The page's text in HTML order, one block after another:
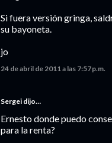
Si fuera versión gringa,
su bayoneta.
jo
24 de abril de 2011 a las 7:57 p.m.
Sergei dijo…
Ernesto donde puedo
para la renta?